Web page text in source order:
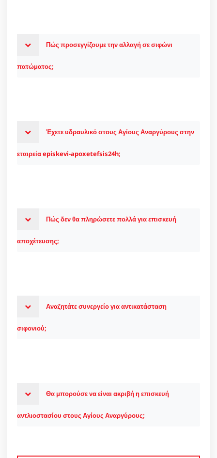
Πώς προσεγγίζουμε την αλλαγή σε σιφώνι
πατώματος;
Έχετε υδραυλικό στους Αγίους Αναργύρους στην
εταιρεία episkevi-apoxetefsis24h;
Πώς δεν θα πληρώσετε πολλά για επισκευή
αποχέτευσης;
Αναζητάτε συνεργείο για αντικατάσταση
σιφονιού;
Θα μπορούσε να είναι ακριβή η επισκευή
αντλιοστασίου στους Αγίους Αναργύρους;